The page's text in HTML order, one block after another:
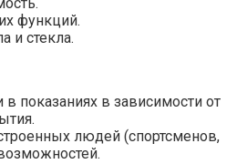
функций.
и стекла.
показаниях в зависимости от
людей (спортсменов,